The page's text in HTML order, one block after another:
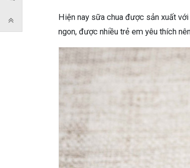
Hiện nay sữa chua được sản xuất
ngon, được nhiều trẻ em yêu thích